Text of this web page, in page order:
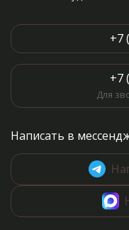
+7
+7
Для
Написать в